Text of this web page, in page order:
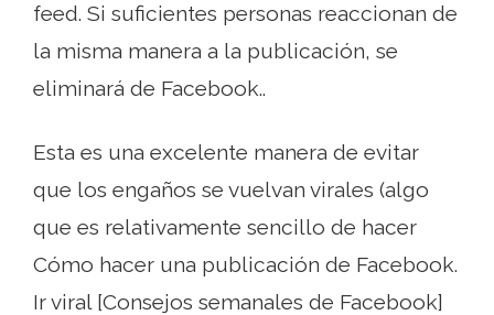
feed. Si suficientes personas reaccionan de
la misma manera a la publicación, se
eliminará de Facebook..
Esta es una excelente manera de evitar
que los engaños se vuelvan virales (algo
que es relativamente sencillo de hacer
Cómo hacer una publicación de Facebook.
Ir viral [Consejos semanales de Facebook]